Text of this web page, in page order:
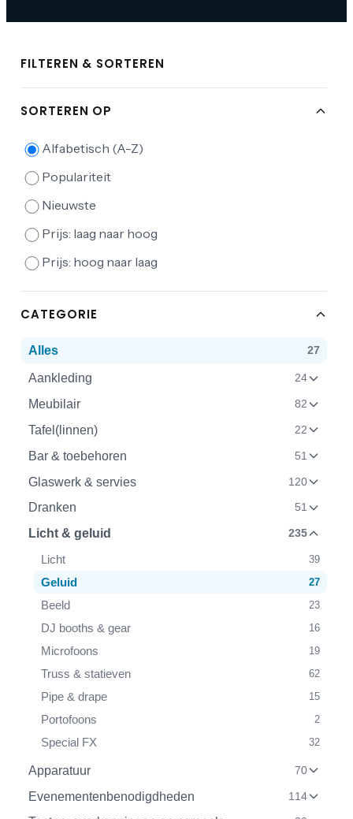
FILTEREN & SORTEREN
SORTEREN OP
Alfabetisch (A-Z)
Populariteit
Nieuwste
Prijs: laag naar hoog
Prijs: hoog naar laag
CATEGORIE
Alles 27
Aankleding 24
Meubilair 82
Tafel(linnen) 22
Bar & toebehoren 51
Glaswerk & servies 120
Dranken 51
Licht & geluid 235
Licht 39
Geluid 27
Beeld 23
DJ booths & gear 16
Microfoons 19
Truss & statieven 62
Pipe & drape 15
Portofoons 2
Special FX 32
Apparatuur 70
Evenementenbenodigdheden 114